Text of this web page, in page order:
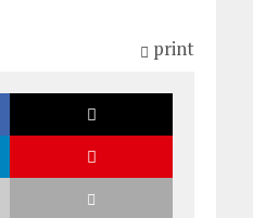
print